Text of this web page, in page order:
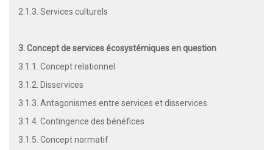
2.1.3. Services culturels
3. Concept de services écosystémiques en question
3.1.1. Concept relationnel
3.1.2. Disservices
3.1.3. Antagonismes entre services et disservices
3.1.4. Contingence des bénéfices
3.1.5. Concept normatif